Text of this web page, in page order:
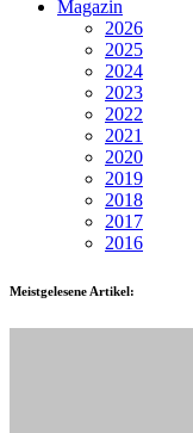
Magazin
2026
2025
2024
2023
2022
2021
2020
2019
2018
2017
2016
Meistgelesene Artikel: